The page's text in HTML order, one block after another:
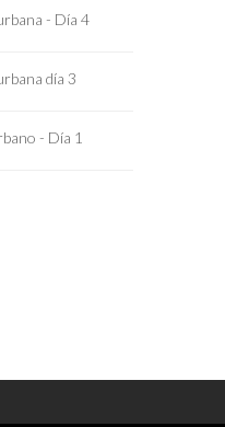
- Día 4
día 3
- Día 1